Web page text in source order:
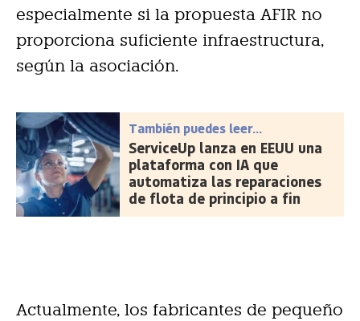
especialmente si la propuesta AFIR no
proporciona suficiente infraestructura,
según la asociación.
También puedes leer...
ServiceUp lanza en EEUU una
plataforma con IA que
automatiza las reparaciones
de flota de principio a fin
Actualmente, los fabricantes de pequeño